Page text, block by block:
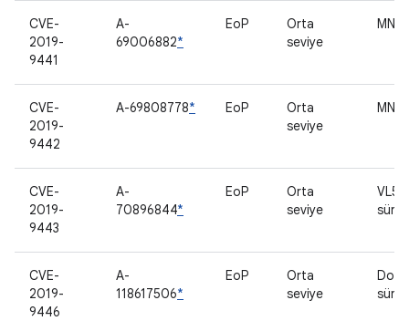
CVE-
2019-
9441
A-
69006882*
EoP
Orta
seviye
CVE-
2019-
9442
A-69808778* EoP
Orta
seviye
CVE-
2019-
9443
A-
70896844*
EoP
Orta
seviye
CVE-
2019-
9446
A-
118617506*
EoP
Orta
seviye